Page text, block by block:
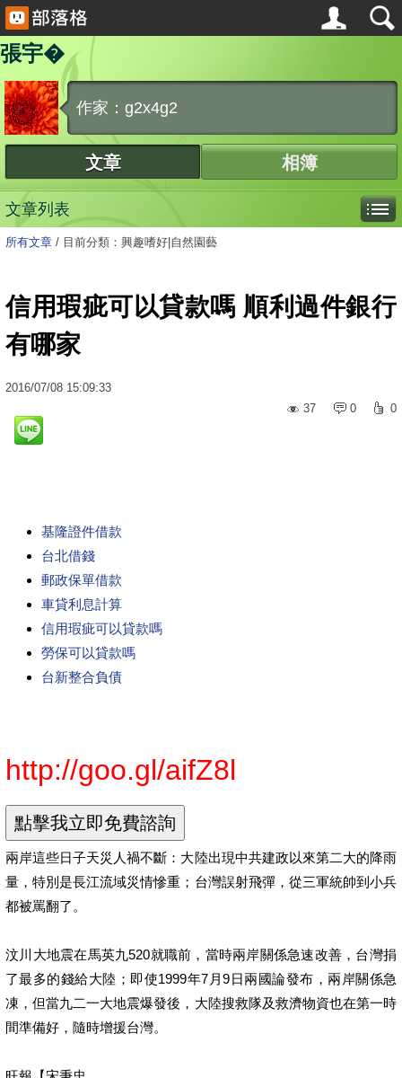
張宇�
作家：g2x4g2
文章 相簿
文章列表
所有文章 / 目前分類：興趣嗜好|自然園藝
信用瑕疵可以貸款嗎 順利過件銀行
有哪家
2016/07/08 15:09:33
37
0 0
基隆證件借款
台北借錢
郵政保單借款
車貸利息計算
信用瑕疵可以貸款嗎
勞保可以貸款嗎
台新整合負債
http://goo.gl/aifZ8l
兩岸這些日子天災人禍不斷：大陸出現中共建政以來第二大的降雨
量，特別是長江流域災情慘重；台灣誤射飛彈，從三軍統帥到小兵
都被罵翻了。
汶川大地震在馬英九520就職前，當時兩岸關係急速改善，台灣捐
了最多的錢給大陸；即使1999年7月9日兩國論發布，兩岸關係急
凍，但當九二一大地震爆發後，大陸搜救隊及救濟物資也在第一時
間準備好，隨時增援台灣。